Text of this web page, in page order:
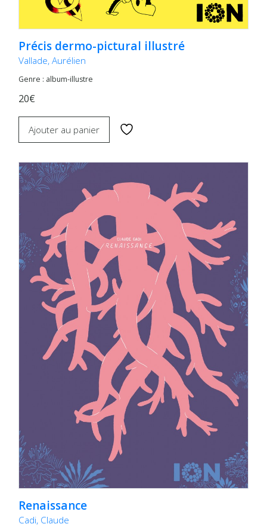
Précis dermo-pictural illustré
Vallade, Aurélien
Genre : album-illustre
20€
Ajouter au panier
Renaissance
Cadi, Claude